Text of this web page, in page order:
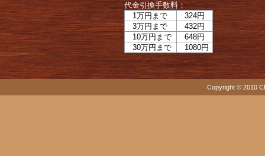
代金引換手数料：
1万円まで
324円
3万円まで
432円
10万円まで
648円
30万円まで
1080円
Copyright © 2010